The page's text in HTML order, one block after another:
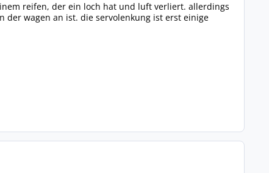
reifen, der ein loch hat und luft verliert. allerdings
wagen an ist. die servolenkung ist erst einige